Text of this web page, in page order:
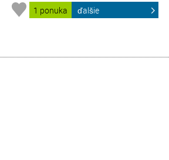
1 ponuka ďalšie